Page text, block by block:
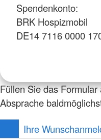
Spendenkonto:
BRK Hospizmobil
DE14 7116 0000
Füllen Sie das
Absprache
Ihre